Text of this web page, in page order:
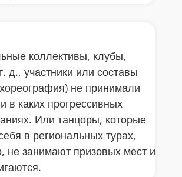
коллективы, клубы,
д., участники или составы
не принимали
в каких прогрессивных
Или танцоры, которые
в региональных турах,
не занимают призовых мест и